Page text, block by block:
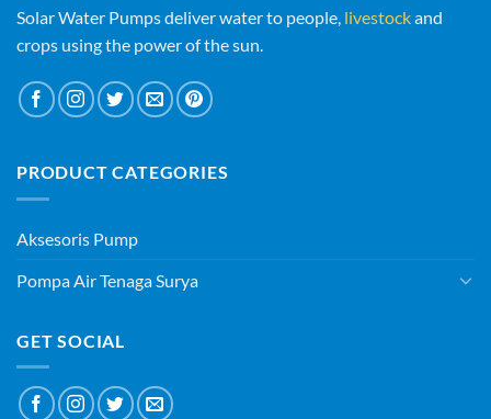
Solar Water Pumps deliver water to people, livestockand
crops using the power of the sun.
PRODUCT CATEGORIES
Aksesoris Pump
Pompa Air Tenaga Surya
GET SOCIAL